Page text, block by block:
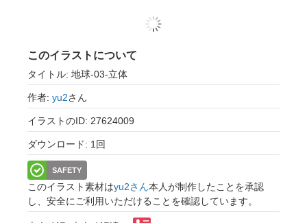
このイラストについて
タイトル: 地球-03-立体
作者: yu2さん
イラストのID: 27624009
ダウンロード: 1回
SAFETY
このイラスト素材はyu2さん本人が制作したことを承認
し、安全にご利用いただけることを確認しています。